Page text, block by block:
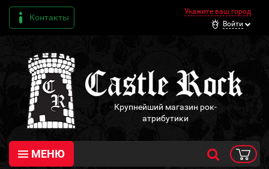
Контакты
Укажите ваш город
Войти
Крупнейший магазин рок-
атрибутики
МЕНЮ